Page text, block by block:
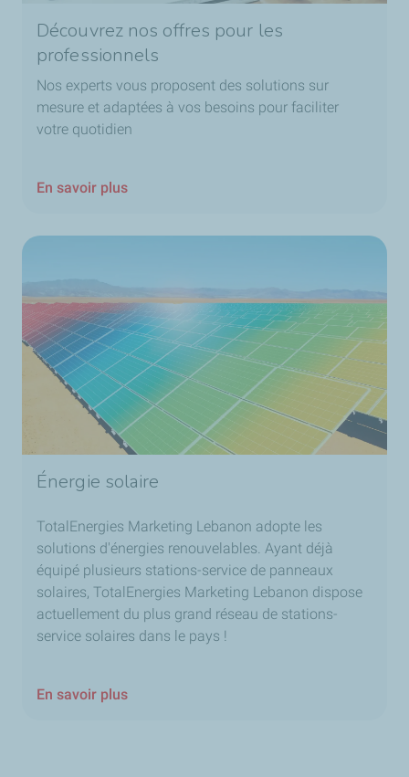
Découvrez nos offres pour les
professionnels
Nos experts vous proposent des solutions sur
mesure et adaptées à vos besoins pour faciliter
votre quotidien
En savoir plus
Énergie solaire
TotalEnergies Marketing Lebanon adopte les
solutions d'énergies renouvelables. Ayant déjà
équipé plusieurs stations-service de panneaux
solaires, TotalEnergies Marketing Lebanon dispose
actuellement du plus grand réseau de stations-
service solaires dans le pays !
En savoir plus